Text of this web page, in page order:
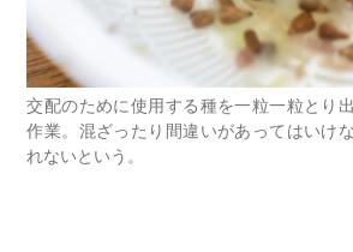
交配のために使用する種を一粒一粒とり
作業。混ざったり間違いがあってはいけ
れないという。